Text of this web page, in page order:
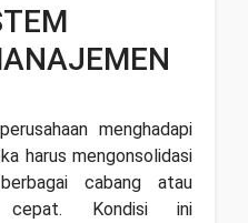
menghadapi
harus mengonsolidasi
cabang atau
cepat. Kondisi ini